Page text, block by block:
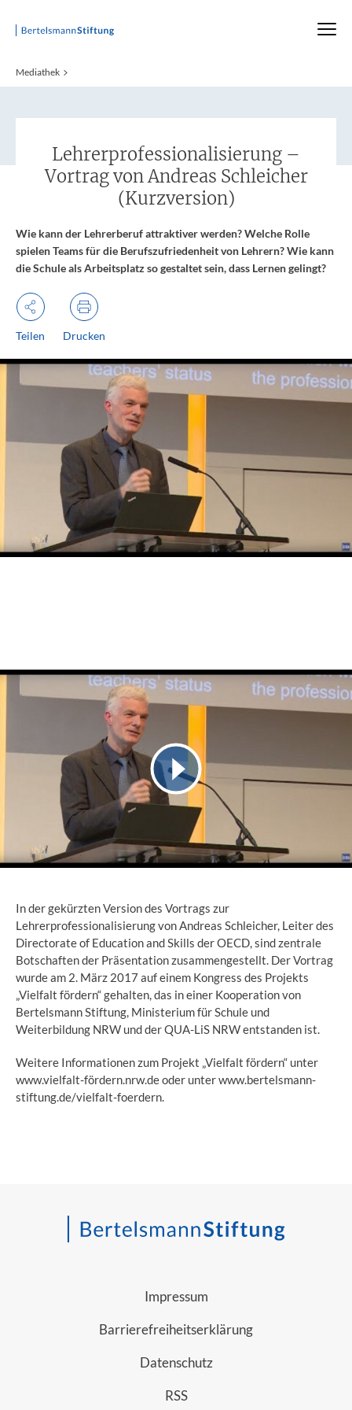
Startseite
Mediathek
Lehrerprofessionali­sierung –
Vortrag von Andreas Schleicher
(Kurzversion)
Wie kann der Lehrerberuf attraktiver werden? Welche Rolle
spielen Teams für die Berufszufriedenheit von Lehrern? Wie kann
die Schule als Arbeitsplatz so gestaltet sein, dass Lernen gelingt?
Teilen Drucken
In der gekürzten Version des Vortrags zur
Lehrerprofessionalisierung von Andreas Schleicher, Leiter des
Directorate of Education and Skills der OECD, sind zentrale
Botschaften der Präsentation zusammengestellt. Der Vortrag
wurde am 2. März 2017 auf einem Kongress des Projekts
„Vielfalt fördern“ gehalten, das in einer Kooperation von
Bertelsmann Stiftung, Ministerium für Schule und
Weiterbildung NRW und der QUA-LiS NRW entstanden ist.
Weitere Informationen zum Projekt „Vielfalt fördern“ unter
www.vielfalt-fördern.nrw.deoder unterwww.bertelsmann-
stiftung.de/vielfalt-foerdern.
Impressum
Barrierefreiheitserklärung
Datenschutz
RSS